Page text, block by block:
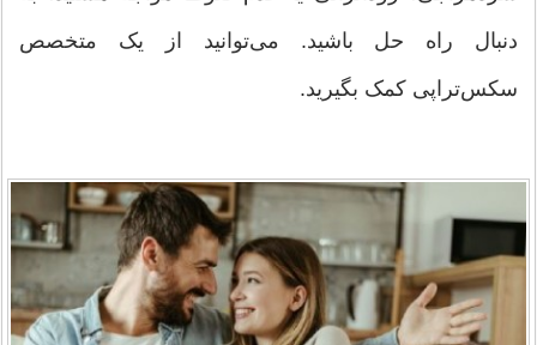
دنبال راه حل باشید. می‌توانید از یک متخصص
سکس‌تراپی کمک بگیرید.